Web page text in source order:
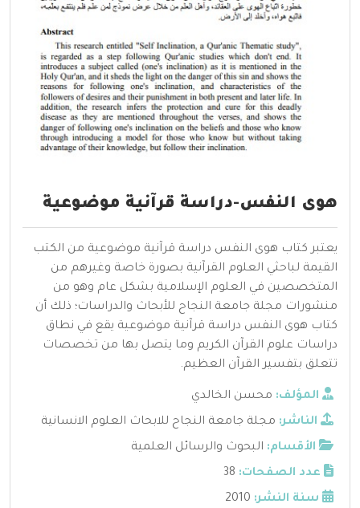
هوى النفس-دراسة قرآنية موضوعية
يعتبر كتاب هوى النفس دراسة قرآنية موضوعية من الكتب
القيمة لباحثي العلوم القرآنية بصورة خاصة وغيرهم من
المتخصصين في العلوم الإسلامية بشكل عام وهو من
منشورات مجلة جامعة النجاح للأبحاث والدراسات؛ ذلك أن
كتاب هوى النفس دراسة قرآنية موضوعية يقع في نطاق
دراسات علوم القرآن الكريم وما يتصل بها من تخصصات
تتعلق بتفسير القرآن العظيم.
المؤلف: محسن الخالدي
الناشر: مجلة جامعة النجاح للابحاث العلوم الانسانية
الأقسام: البحوث والرسائل العلمية
عدد الصفحات: 38
سنة النشر: 2010